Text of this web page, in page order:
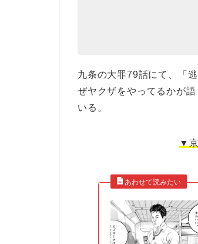
九条の大罪79話にて、「
ぜヤクザをやってるかが
いる。
▼